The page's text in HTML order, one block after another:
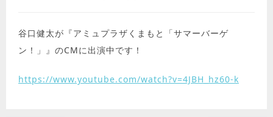
谷口健太が『アミュプラザくまもと「サマーバーゲ
ン！」』のCMに出演中です！
https://www.youtube.com/watch?v=4JBH_hz60-k